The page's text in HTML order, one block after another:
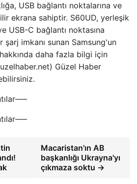
USB bağlantı noktalarına ve
ekrana sahiptir. S60UD, yerleşik
USB-C bağlantı noktasına
imkanı sunan Samsung'un
daha fazla bilgi için
Güzel Haber
Macaristan'ın AB
başkanlığı Ukrayna'yı
çıkmaza soktu →